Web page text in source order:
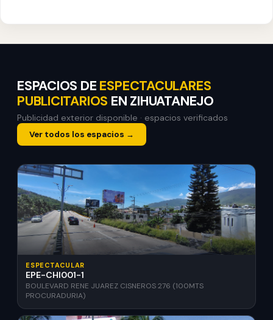
ESPACIOS DE ESPECTACULARES
PUBLICITARIOS EN ZIHUATANEJO
Publicidad exterior disponible · espacios verificados
Ver todos los espacios →
ESPECTACULAR
EPE-CHI001-1
BOULEVARD RENE JUAREZ CISNEROS 276 (100MTS
PROCURADURIA)